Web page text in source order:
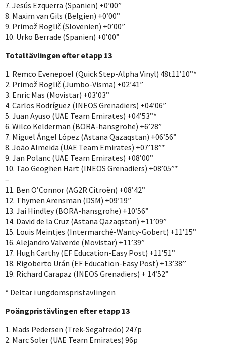
7. Jesús Ezquerra (Spanien) +0’00”
8. Maxim van Gils (Belgien) +0’00”
9. Primož Roglič (Slovenien) +0’00”
10. Urko Berrade (Spanien) +0’00”
Totaltävlingen efter etapp 13
1. Remco Evenepoel (Quick Step-Alpha Vinyl) 48t11’10”*
2. Primož Roglič (Jumbo-Visma) +02’41”
3. Enric Mas (Movistar) +03’03”
4. Carlos Rodríguez (INEOS Grenadiers) +04’06”
5. Juan Ayuso (UAE Team Emirates) +04’53”*
6. Wilco Kelderman (BORA-hansgrohe) +6’28”
7. Miguel Ángel López (Astana Qazaqstan) +06’56”
8. João Almeida (UAE Team Emirates) +07’18”*
9. Jan Polanc (UAE Team Emirates) +08’00”
10. Tao Geoghen Hart (INEOS Grenadiers) +08’05”*
–
11. Ben O’Connor (AG2R Citroën) +08’42”
12. Thymen Arensman (DSM) +09’19”
13. Jai Hindley (BORA-hansgrohe) +10’56”
14. David de la Cruz (Astana Qazaqstan) +11’09”
15. Louis Meintjes (Intermarché-Wanty-Gobert) +11’15”
16. Alejandro Valverde (Movistar) +11’39”
17. Hugh Carthy (EF Education-Easy Post) +11’51”
18. Rigoberto Urán (EF Education-Easy Post) +13’38’’
19. Richard Carapaz (INEOS Grenadiers) + 14’52”
* Deltar i ungdomspristävlingen
Poängpristävlingen efter etapp 13
1. Mads Pedersen (Trek-Segafredo) 247p
2. Marc Soler (UAE Team Emirates) 96p